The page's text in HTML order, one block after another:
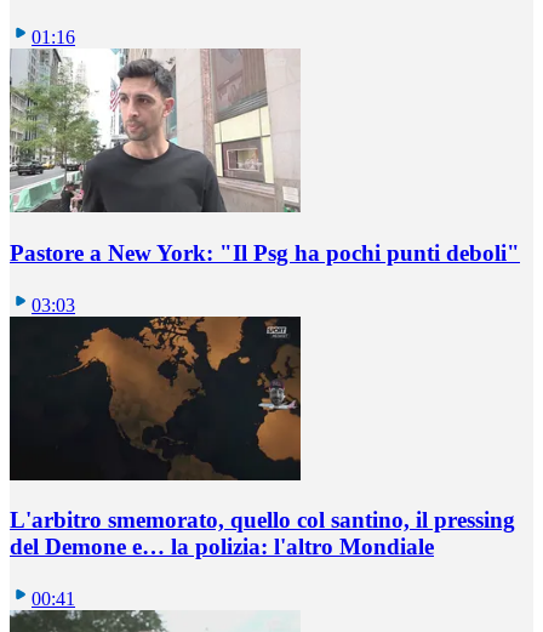
01:16
Pastore a New York: "Il Psg ha pochi punti deboli"
03:03
L'arbitro smemorato, quello col santino, il pressing
del Demone e… la polizia: l'altro Mondiale
00:41